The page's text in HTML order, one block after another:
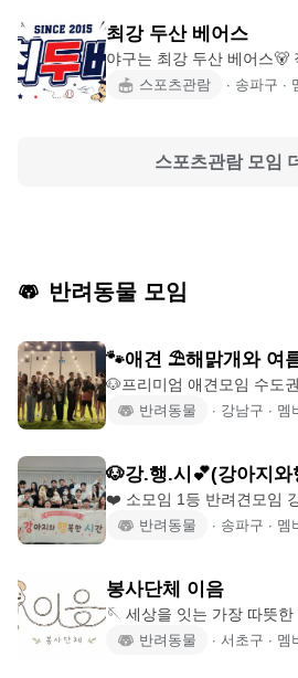
최강 두산 베어스
야구는 최강 두산 베어스🐻
각종 행사 진행 두산계
스포츠관람 ∙ 송파구 ∙
스포츠관람모임
반려동물 모임
🐾애견 ⛱️해맑개와 여
🐶프리미엄 애견모임 수도
커뮤니티! ( 정원 200
반려동물 ∙ 강남구 ∙ 멤
🐶강.행.시💕(강아지와
❤️ 소모임 1등 반려견모임 강.행.시 ❤ ️ <
주가 보여주는 세상이 전부
반려동물 ∙ 송파구 ∙ 멤
봉사단체 이음
🪡 세상을 잇는 가장 따뜻한 연결, [이
‘이음’은 유기동물 보호
반려동물 ∙ 서초구 ∙ 멤